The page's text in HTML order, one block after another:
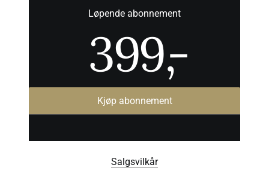
Løpende abonnement
399,-
Kjøp abonnement
Salgsvilkår